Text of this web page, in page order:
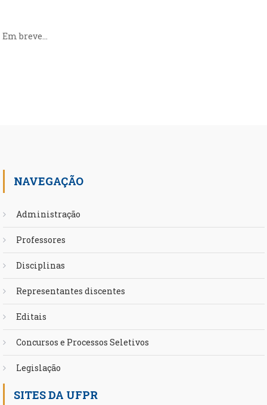
Em breve…
NAVEGAÇÃO
Administração
Professores
Disciplinas
Representantes discentes
Editais
Concursos e Processos Seletivos
Legislação
SITES DA UFPR